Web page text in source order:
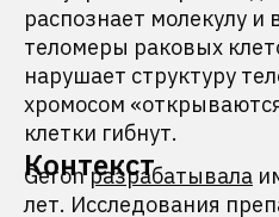
распознает молекулу и
теломеры раковых
нарушает структуру
хромосом
клетки гибнут.
Контекст
Geronразрабатывала
лет. Исследования